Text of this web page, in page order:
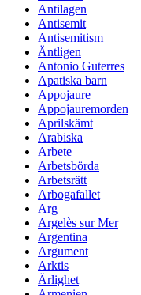
Antilagen
Antisemit
Antisemitism
Äntligen
Antonio Guterres
Apatiska barn
Appojaure
Appojauremorden
Aprilskämt
Arabiska
Arbete
Arbetsbörda
Arbetsrätt
Arbogafallet
Arg
Argelès sur Mer
Argentina
Argument
Arktis
Ärlighet